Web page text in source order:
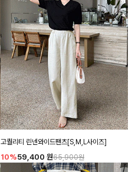
고퀄리티 린넨와이드팬츠[S,M,L사이즈]
10%59,400 원65,900원